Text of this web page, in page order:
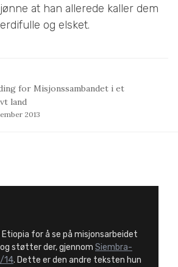
at han allerede kaller dem
og elsket.
for Misjonssambandet i et
land
2013
for å se på misjonsarbeidet
og støtter der, gjennom Siembra-
14. Dette er den andre teksten hun